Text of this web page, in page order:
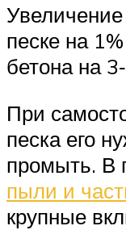
песке на
бетона на
При
песка его
промыть. В
пыли и
крупные